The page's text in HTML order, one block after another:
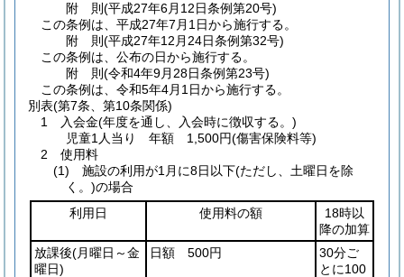
附 則(平成27年6月12日条例第20号)
この条例は、平成27年7月1日から施行する。
附 則(平成27年12月24日条例第32号)
この条例は、公布の日から施行する。
附 則(令和4年9月28日条例第23号)
この条例は、令和5年4月1日から施行する。
別表(第7条、第10条関係)
1 入会金(年度を通し、入会時に徴収する。)
児童1人当り 年額 1,500円(傷害保険料等)
2 使用料
(1) 施設の利用が1月に8日以下(ただし、土曜日を除
く。)の場合
利用日
使用料の額
18時以
降の加算
放課後(月曜日～金
曜日)
日額 500円
30分ご
とに100